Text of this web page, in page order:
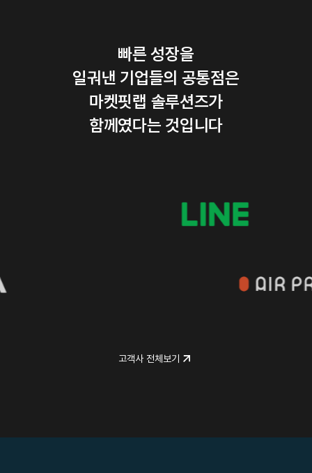
빠른 성장을
일궈낸 기업들의 공통점은
마켓핏랩 솔루션즈가
함께였다는 것입니다
고객사 전체보기